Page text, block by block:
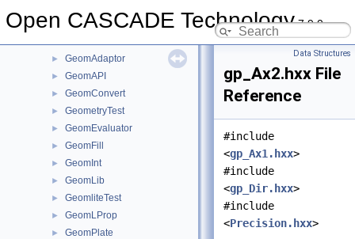
Open CASCADE Technology7.9.0
Geom2dToIGES
► GeomAdaptor
► GeomAPI
► GeomConvert
► GeometryTest
► GeomEvaluator
► GeomFill
► GeomInt
► GeomLib
► GeomliteTest
► GeomLProp
► GeomPlate
Data Structures
gp_Ax2.hxx File
Reference
#include
<gp_Ax1.hxx>
#include
<gp_Dir.hxx>
#include
<Precision.hxx>